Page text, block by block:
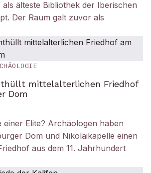
älteste Bibliothek der Iberischen
Der Raum galt zuvor als
mittelalterlichen Friedhof
Dom
einer Elite? Archäologen haben
Dom und Nikolaikapelle einen
aus dem 11. Jahrhundert